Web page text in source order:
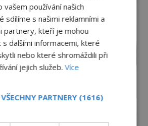
vašem používání našich
sdílíme s našimi reklamními a
partnery, kteří je mohou
s dalšími informacemi, které
nebo které shromáždili při
jejich služeb.Více
PARTNERY (1616)